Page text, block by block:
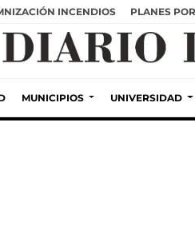
INCENDIOS PLANES
MUNICIPIOS UNIVERSIDAD